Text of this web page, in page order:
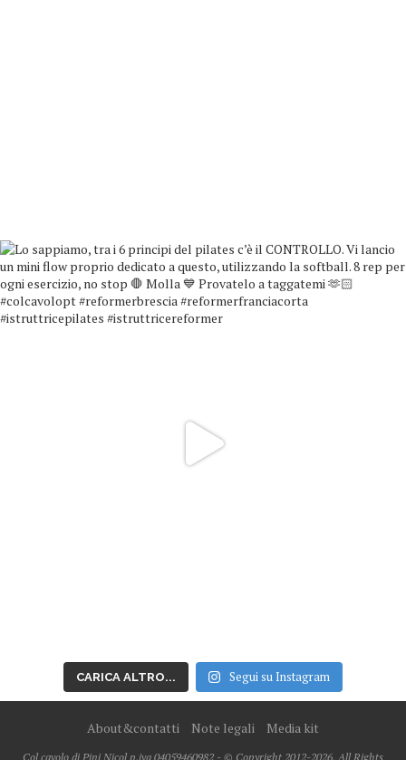
CARICA ALTRO... Segui su Instagram
About&contatti Note legali Media kit
Col cavolo di Pini Nicol p.iva 04059460982 - © Copyright 2012-2026, All Rights